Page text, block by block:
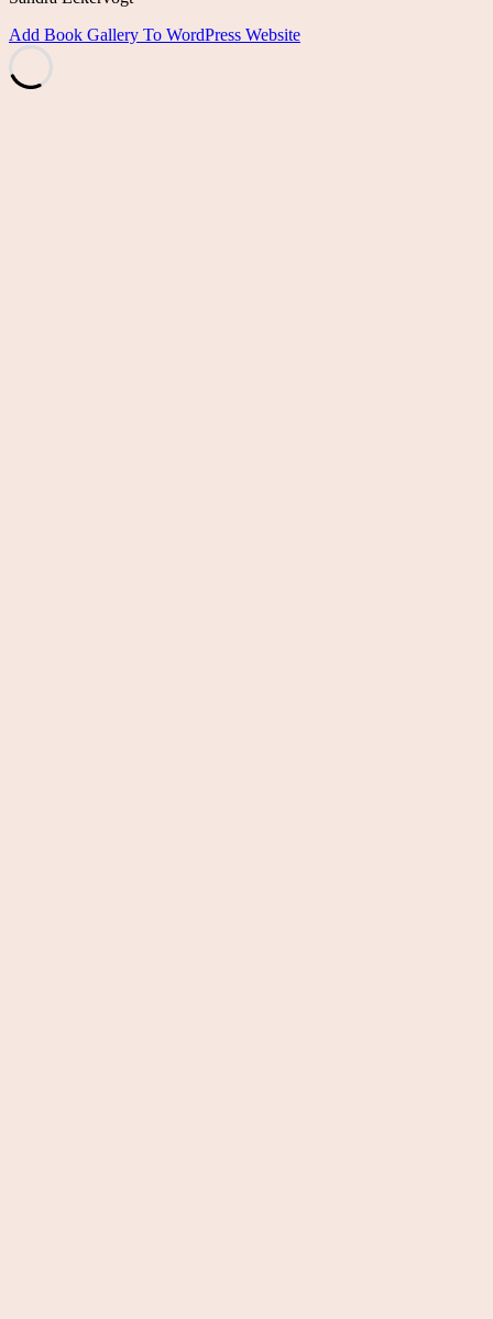
Add Book Gallery To WordPress Website